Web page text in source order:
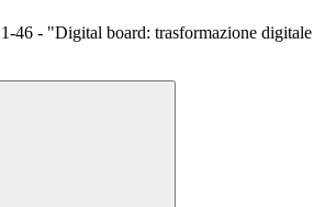
46 - "Digital board: trasformazione digitale